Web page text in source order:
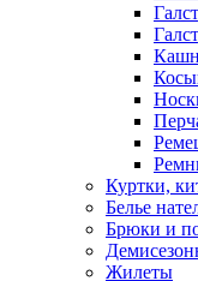
Куртки,
Белье
Брюки и
Жилеты